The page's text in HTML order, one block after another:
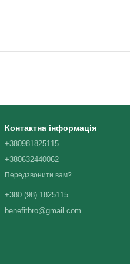
Контактна інформація
+380981825115
+380632440062
Передзвонити вам?
+380 (98) 1825115
benefitbro@gmail.com